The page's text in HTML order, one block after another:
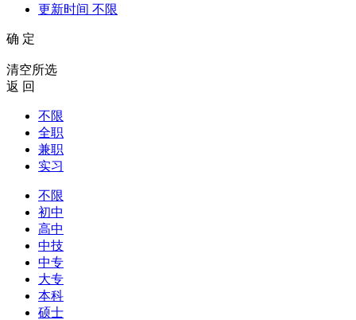
更新时间 不限
确 定
清空所选
返 回
不限
全职
兼职
实习
不限
初中
高中
中技
中专
大专
本科
硕士